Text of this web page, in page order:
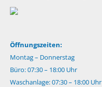
Öffnungszeiten:
Montag – Donnerstag
Büro: 07:30 – 18:00 Uhr
Waschanlage: 07:30 – 18:00 Uhr